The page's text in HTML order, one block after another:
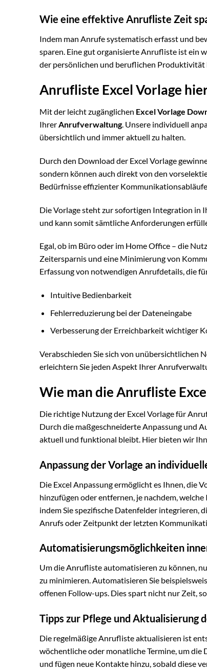
Wie eine effektive Anrufliste Zeit
Indem man Anrufe systematisch erfasst und
sparen. Eine gut organisierte Anrufliste ist ein
der persönlichen und beruflichen Produktivität
Anrufliste Excel Vorlage
Mit der leicht zugänglichen Excel Vorlage
IhrerAnrufverwaltung. Unsere individuell
übersichtlich und immer aktuell zu halten.
Durch den Download der Excel Vorlage
sondern können auch direkt von den
Bedürfnisse effizienter
Die Vorlage steht zur sofortigen Integration in
und kann somit sämtliche Anforderungen
Egal, ob im Büro oder im Home Office – die
Zeitersparnis und eine Minimierung von
Erfassung von notwendigen Anrufdetails, die
Intuitive Bedienbarkeit
Fehlerreduzierung bei der Dateneingabe
Verbesserung der Erreichbarkeit wichtiger
Verabschieden Sie sich von
erleichtern Sie jeden Aspekt Ihrer
Wie man die Anrufliste
Die richtige Nutzung der Excel Vorlage für
Durch die maßgeschneiderte Anpassung und
aktuell und funktional bleibt. Hier bieten wir
Anpassung der Vorlage an
Die Excel Anpassung ermöglicht es Ihnen, die
hinzufügen oder entfernen, je nachdem,
indem Sie spezifische Datenfelder integrieren,
Anrufs oder Zeitpunkt der letzten
Automatisierungsmöglichkeiten
Um die Anrufliste automatisieren zu können,
zu minimieren. Automatisieren Sie
offenen Follow-ups. Dies spart nicht nur Zeit,
Tipps zur Pflege und Aktualisierung
Die regelmäßige Anrufliste aktualisieren ist
wöchentliche oder monatliche Termine, um
und fügen neue Kontakte hinzu, sobald diese